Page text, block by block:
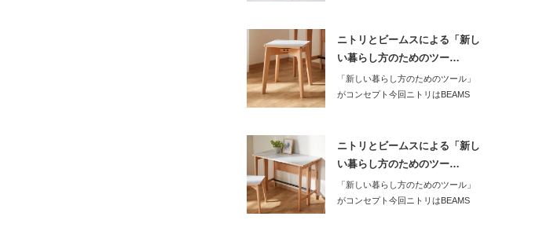
ニトリとビームスによる「新し
い暮らし方のためのツー…
「新しい暮らし方のためのツール」
がコンセプト今回ニトリはBEAMS
ニトリとビームスによる「新し
い暮らし方のためのツー…
「新しい暮らし方のためのツール」
がコンセプト今回ニトリはBEAMS